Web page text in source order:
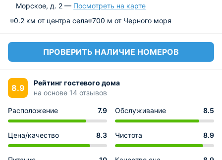
Морское, д. 2 — Посмотреть на карте
0.2 км от центра села 700 м от Черного моря
ПРОВЕРИТЬ НАЛИЧИЕ НОМЕРОВ
8.9
Рейтинг гостевого дома
на основе 14 отзывов
Расположение 7.9 Обслуживание 8.5
Цена/качество 8.3 Чистота 8.9